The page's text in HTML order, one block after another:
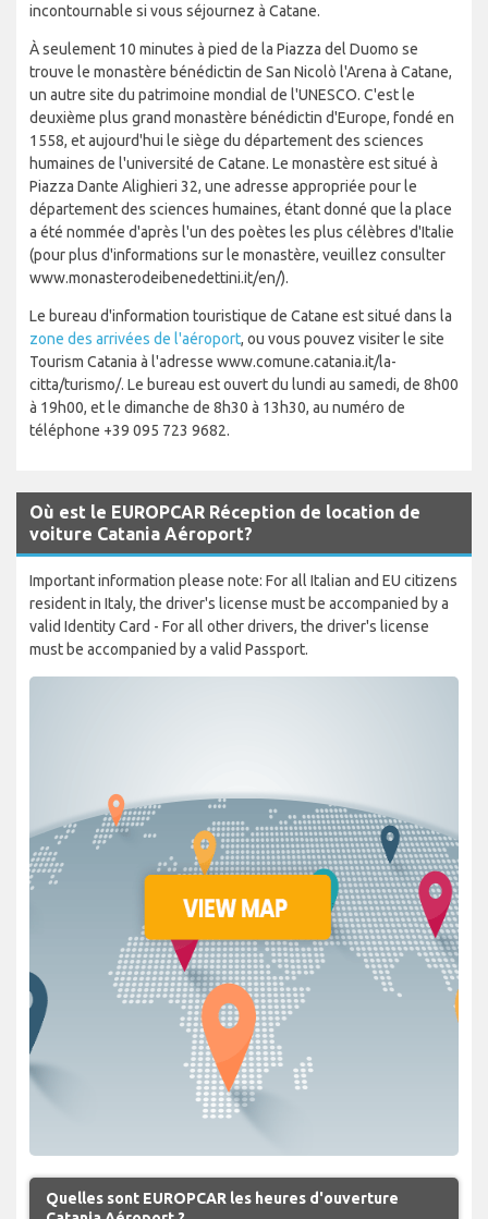
incontournable si vous séjournez à Catane.
À seulement 10 minutes à pied de la Piazza del Duomo se
trouve le monastère bénédictin de San Nicolò l'Arena à Catane,
un autre site du patrimoine mondial de l'UNESCO. C'est le
deuxième plus grand monastère bénédictin d'Europe, fondé en
1558, et aujourd'hui le siège du département des sciences
humaines de l'université de Catane. Le monastère est situé à
Piazza Dante Alighieri 32, une adresse appropriée pour le
département des sciences humaines, étant donné que la place
a été nommée d'après l'un des poètes les plus célèbres d'Italie
(pour plus d'informations sur le monastère, veuillez consulter
www.monasterodeibenedettini.it/en/).
Le bureau d'information touristique de Catane est situé dans la
zone des arrivées de l'aéroport, ou vous pouvez visiter le site
Tourism Catania à l'adresse www.comune.catania.it/la-
citta/turismo/. Le bureau est ouvert du lundi au samedi, de 8h00
à 19h00, et le dimanche de 8h30 à 13h30, au numéro de
téléphone +39 095 723 9682.
Où est le EUROPCAR Réception de location de
voiture Catania Aéroport?
Important information please note: For all Italian and EU citizens
resident in Italy, the driver's license must be accompanied by a
valid Identity Card - For all other drivers, the driver's license
must be accompanied by a valid Passport.
Quelles sont EUROPCAR les heures d'ouverture